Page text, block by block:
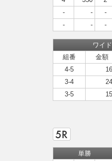
-
-
-
-
- -
ワイド
組番
金額
4-5
3-4
3-5
単勝